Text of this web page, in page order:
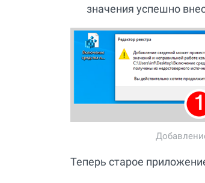
значения успешно
Теперь старое